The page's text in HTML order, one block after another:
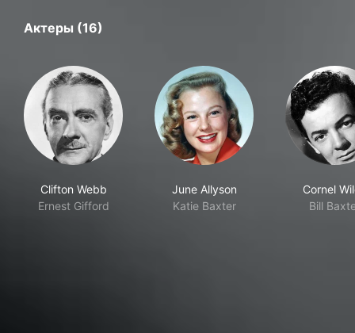
Актеры (16)
Clifton Webb
Ernest Gifford
June Allyson
Katie Baxter
Cornel
Bill